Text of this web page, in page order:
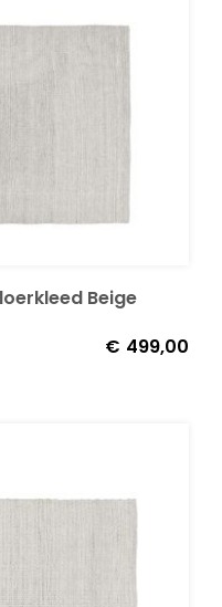
Beige
€ 499,00